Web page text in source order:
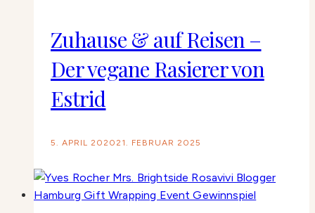
Zuhause & auf Reisen –
Der vegane Rasierer von
Estrid
5. APRIL 2020 21. FEBRUAR 2025